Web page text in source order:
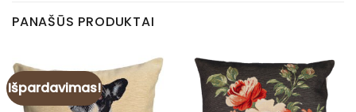
PANAŠŪS PRODUKTAI
Išpardavimas!